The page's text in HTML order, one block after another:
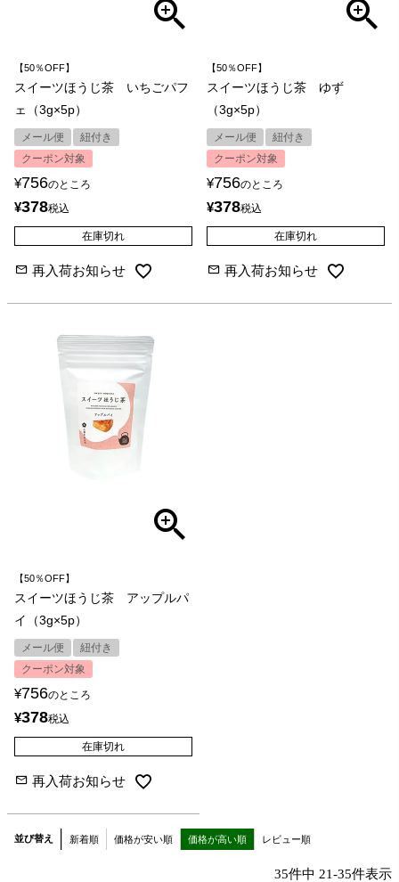
【50％OFF】
スイーツほうじ茶 いちごパフ
ェ（3g×5p）
メール便
紐付き
クーポン対象
¥756のところ
¥378税込
在庫切れ
再入荷お知らせ
【50％OFF】
スイーツほうじ茶 ゆず
（3g×5p）
メール便
紐付き
クーポン対象
¥756のところ
¥378税込
在庫切れ
再入荷お知らせ
【50％OFF】
スイーツほうじ茶 アップルパ
イ（3g×5p）
メール便
紐付き
クーポン対象
¥756のところ
¥378税込
在庫切れ
再入荷お知らせ
並び替え 新着順 価格が安い順 価格が高い順 レビュー順
35件中 21-35件表示